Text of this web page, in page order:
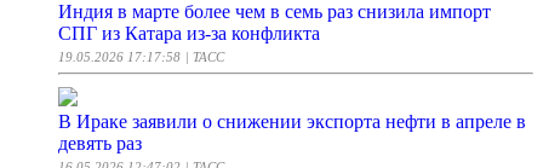
Индия в марте более чем в семь раз снизила импорт
СПГ из Катара из-за конфликта
19.05.2026 17:17:58 | ТАСС
В Ираке заявили о снижении экспорта нефти в апреле в
девять раз